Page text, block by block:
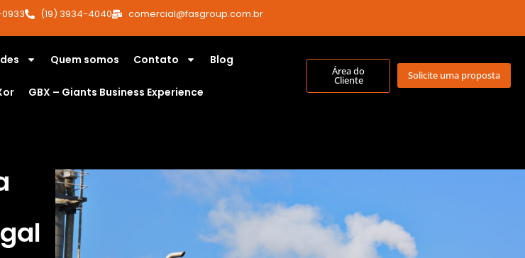
(19) 3934-4040 comercial@fasgroup.com.br
Quem somos Contato Blog
GBX – Giants Business Experience
Área do
Cliente Solicite uma proposta